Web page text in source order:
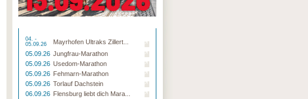
04. -
05.09.26
Mayrhofen Ultraks Zillert...
05.09.26 Jungfrau-Marathon
05.09.26 Usedom-Marathon
05.09.26 Fehmarn-Marathon
05.09.26 Torlauf Dachstein
06.09.26 Flensburg liebt dich Mara...